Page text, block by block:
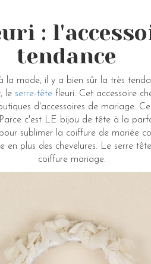
:
tendance
la mode, il y a bien sûr la très
le serre-têtefleuri. Cet accessoire
d'accessoires de mariage.
c'est LE bijou de tête à la
sublimer la coiffure de mariée
en plus des chevelures. Le serre
coiffure mariage.